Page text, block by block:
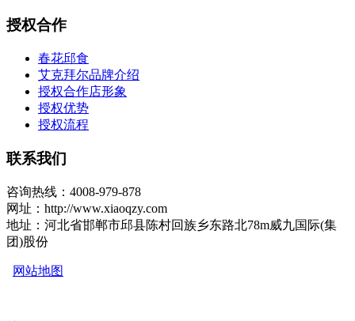
授权合作
春花邱食
艾克拜尔品牌介绍
授权合作店形象
授权优势
授权流程
联系我们
咨询热线：4008-979-878
网址：http://www.xiaoqzy.com
地址：河北省邯郸市邱县陈村回族乡东路北78m威九国际(集
团)股份
网站地图